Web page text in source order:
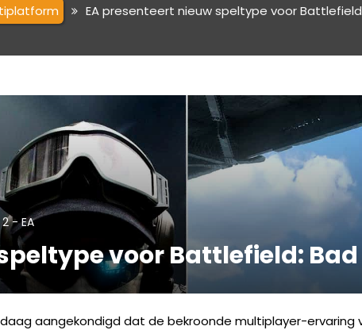
EA presenteert nieuw speltype voor
-EA
voor Battlefield:
aangekondigd dat de bekroonde multiplayer-